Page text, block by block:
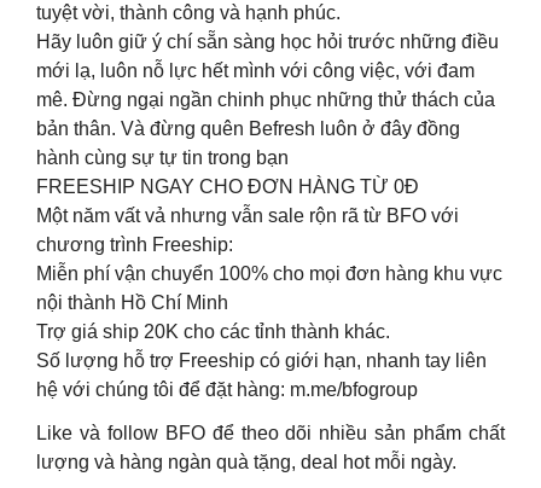
tuyệt vời, thành công và hạnh phúc.
Hãy luôn giữ ý chí sẵn sàng học hỏi trước những điều
mới lạ, luôn nỗ lực hết mình với công việc, với đam
mê. Đừng ngại ngần chinh phục những thử thách của
bản thân. Và đừng quên Befresh luôn ở đây đồng
hành cùng sự tự tin trong bạn
FREESHIP NGAY CHO ĐƠN HÀNG TỪ 0Đ
Một năm vất vả nhưng vẫn sale rộn rã từ BFO với
chương trình Freeship:
Miễn phí vận chuyển 100% cho mọi đơn hàng khu vực
nội thành Hồ Chí Minh
Trợ giá ship 20K cho các tỉnh thành khác.
Số lượng hỗ trợ Freeship có giới hạn, nhanh tay liên
hệ với chúng tôi để đặt hàng: m.me/bfogroup
Like và follow BFO để theo dõi nhiều sản phẩm chất
lượng và hàng ngàn quà tặng, deal hot mỗi ngày.